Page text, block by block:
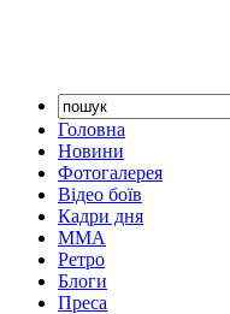
Головна
Новини
Фотогалерея
Відео боїв
Кадри дня
ММА
Ретро
Блоги
Преса